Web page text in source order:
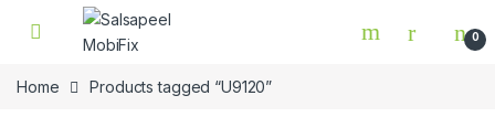
Skip to navigation
Skip to content
0
Home Products tagged “U9120”